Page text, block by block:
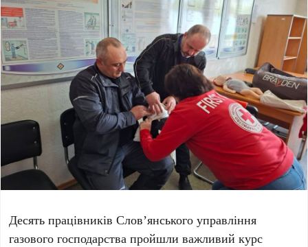
Десять працівників Слов’янського управління
газового господарства пройшли важливий курс